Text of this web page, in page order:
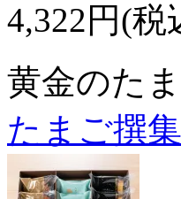
4,322円(税
黄金のた
たまご撰